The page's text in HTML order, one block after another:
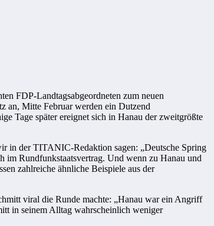
FDP-Landtagsabgeordneten zum neuen
an, Mitte Februar werden ein Dutzend
Tage später ereignet sich in Hanau der zweitgrößte
in der TITANIC-Redaktion sagen: „Deutsche Spring
im Rundfunkstaatsvertrag. Und wenn zu Hanau und
zahlreiche ähnliche Beispiele aus der
viral die Runde machte: „Hanau war ein Angriff
in seinem Alltag wahrscheinlich weniger